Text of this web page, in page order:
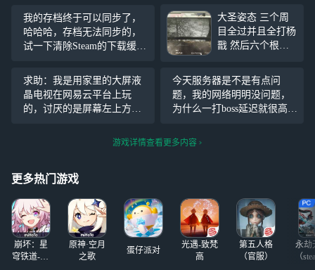
我的存档终于可以同步了，
哈哈哈，存档无法同步的，
试一下清除Steam的下载缓
戏，这时提示云存档冲突，
直接选择刚才登陆的本地存
档，即可覆盖原来的旧云存
档，此时提示已经同步云存
大圣姿态 三个周
目全过并且全打杨
戬 然后六个根器
神珍品的大圣五件
套 就会解锁第四
段蓄力 四段蓄力
就上三段以后旁边
求助：我是用家里的大屏液
晶电视在网易云平台上玩
的，讨厌的是屏幕左上方始
今天服务器是不是有点问
题，我的网络明明没问题，
为什么一打boss延迟就很高，
手
游戏详情查看更多内容
更多热门游戏
崩坏：星
穹铁道-4.4
原神·空月
之歌
蛋仔派对
光遇-致梵
高
第五人格
（官服）
永劫
（